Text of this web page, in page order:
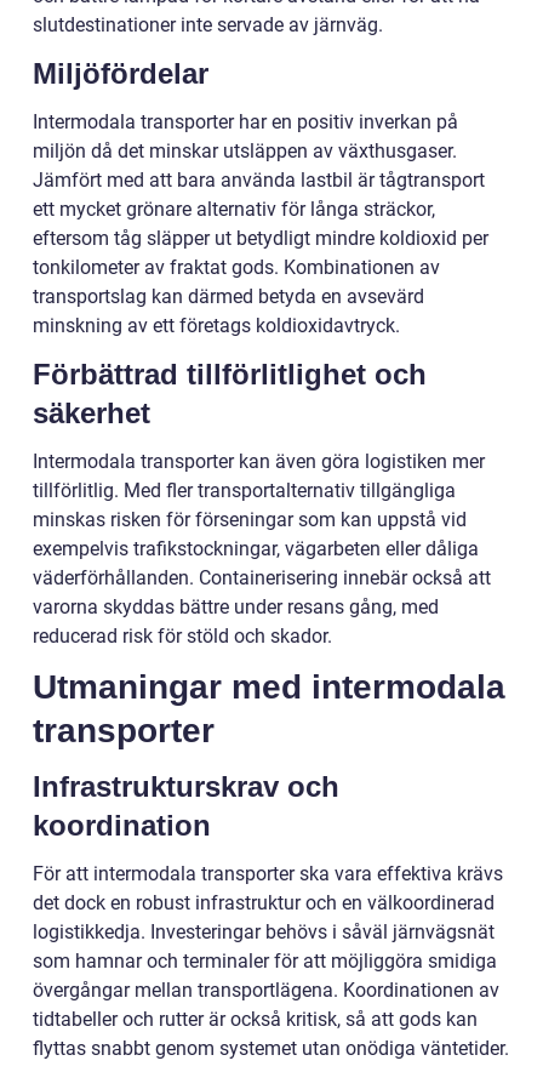
slutdestinationer inte servade av järnväg.
Miljöfördelar
Intermodala transporter har en positiv inverkan på
miljön då det minskar utsläppen av växthusgaser.
Jämfört med att bara använda lastbil är tågtransport
ett mycket grönare alternativ för långa sträckor,
eftersom tåg släpper ut betydligt mindre koldioxid per
tonkilometer av fraktat gods. Kombinationen av
transportslag kan därmed betyda en avsevärd
minskning av ett företags koldioxidavtryck.
Förbättrad tillförlitlighet och
säkerhet
Intermodala transporter kan även göra logistiken mer
tillförlitlig. Med fler transportalternativ tillgängliga
minskas risken för förseningar som kan uppstå vid
exempelvis trafikstockningar, vägarbeten eller dåliga
väderförhållanden. Containerisering innebär också att
varorna skyddas bättre under resans gång, med
reducerad risk för stöld och skador.
Utmaningar med intermodala
transporter
Infrastrukturskrav och
koordination
För att intermodala transporter ska vara effektiva krävs
det dock en robust infrastruktur och en välkoordinerad
logistikkedja. Investeringar behövs i såväl järnvägsnät
som hamnar och terminaler för att möjliggöra smidiga
övergångar mellan transportlägena. Koordinationen av
tidtabeller och rutter är också kritisk, så att gods kan
flyttas snabbt genom systemet utan onödiga väntetider.